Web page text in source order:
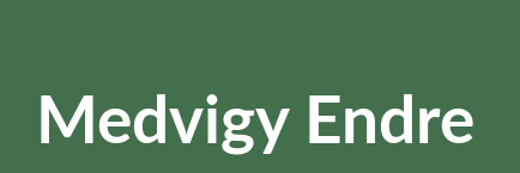
Medvigy Endre